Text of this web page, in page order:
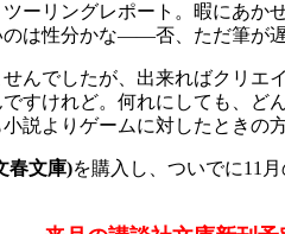
ーリングレポート。暇にあ
は性分かな――否、ただ筆が
でしたが、出来ればクリエ
すけれど。何れにしても、
説よりゲームに対したときの
春文庫)を購入し、ついでに11